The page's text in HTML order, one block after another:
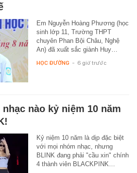
Em Nguyễn Hoàng Phương (học
sinh lớp 11, Trường THPT
chuyên Phan Bội Châu, Nghệ
An) đã xuất sắc giành Huy…
HỌC ĐƯỜNG - 6 giờ trước
nào kỷ niệm 10 năm
Kỷ niệm 10 năm là dịp đặc biệt
với mọi nhóm nhạc, nhưng
BLINK đang phải "cầu xin" chính
4 thành viên BLACKPINK…